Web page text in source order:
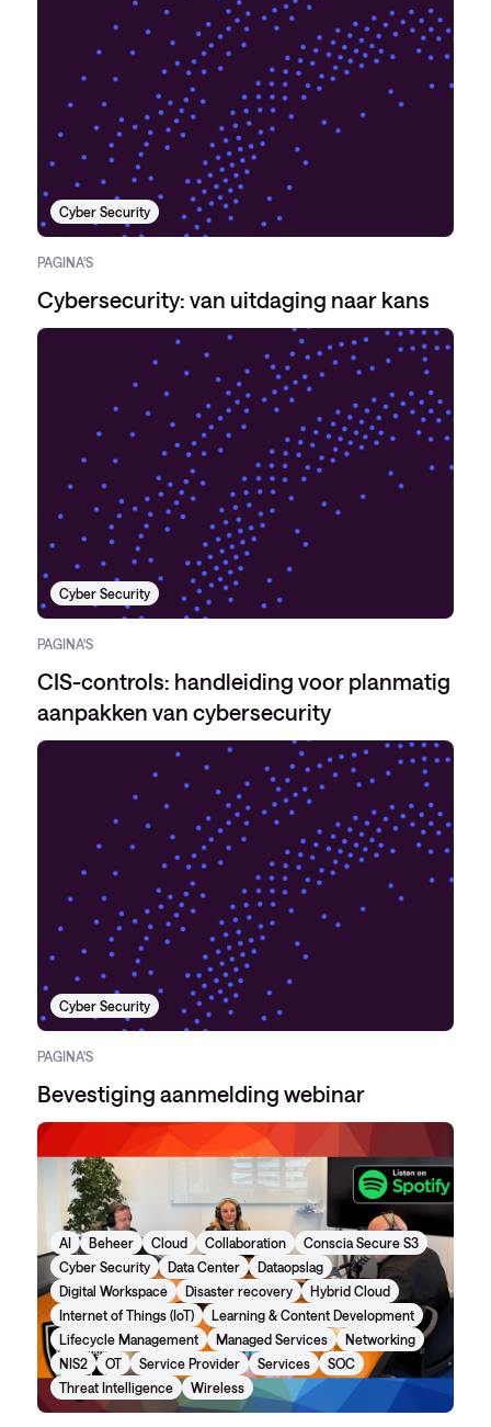
Cyber Security
PAGINA'S
Cybersecurity: van uitdaging naar kans
Cyber Security
PAGINA'S
CIS-controls: handleiding voor planmatig
aanpakken van cybersecurity
Cyber Security
PAGINA'S
Bevestiging aanmelding webinar
AI Beheer Cloud Collaboration
Conscia Secure S3
Cyber Security
Data Center
Dataopslag
Digital Workspace
Disaster recovery
Hybrid Cloud
Internet of Things (IoT)
Learning & Content Development
Lifecycle Management
Managed Services
Networking
NIS2
OT Service Provider Services
SOC
Threat Intelligence
Wireless